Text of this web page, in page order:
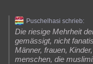
Puschelhasi schrieb:
Die riesige Mehrheit
gemässigt, nicht
Männer, frauen,
menschen, die